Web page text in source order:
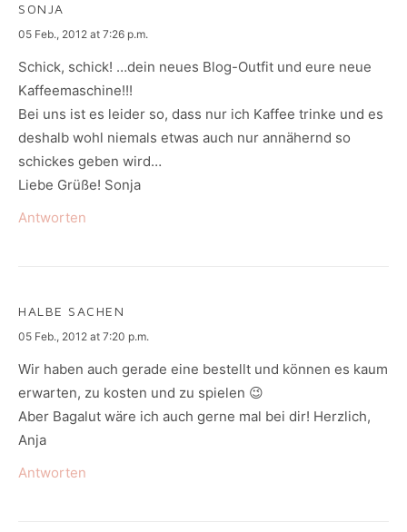
SONJA
says:
05 Feb., 2012 at 7:26 p.m.
Schick, schick! …dein neues Blog-Outfit und eure neue
Kaffeemaschine!!!
Bei uns ist es leider so, dass nur ich Kaffee trinke und es
deshalb wohl niemals etwas auch nur annähernd so
schickes geben wird…
Liebe Grüße! Sonja
Antworten
HALBE SACHEN
says:
05 Feb., 2012 at 7:20 p.m.
Wir haben auch gerade eine bestellt und können es kaum
erwarten, zu kosten und zu spielen 😉
Aber Bagalut wäre ich auch gerne mal bei dir! Herzlich,
Anja
Antworten